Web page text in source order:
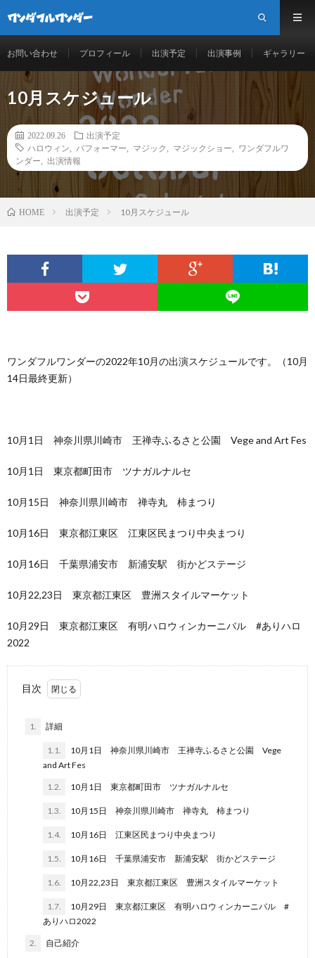
お問い合わせ プロフィール 出演予定 出演事例 ギャラリー
10月スケジュール
2022.09.26
出演予定
ハロウィン
パフォーマー マジック マジックショー
ワンダフルワ
ンダー
出演情報
HOME 出演予定 10月スケジュール
ワンダフルワンダーの2022年10月の出演スケジュールです。（10月
14日最終更新）
10月1日 神奈川県川崎市 王禅寺ふるさと公園 Vege and Art Fes
10月1日 東京都町田市 ツナガルナルセ
10月15日 神奈川県川崎市 禅寺丸 柿まつり
10月16日 東京都江東区 江東区民まつり中央まつり
10月16日 千葉県浦安市 新浦安駅 街かどステージ
10月22,23日 東京都江東区 豊洲スタイルマーケット
10月29日 東京都江東区 有明ハロウィンカーニバル #ありハロ
2022
目次
1. 詳細
1.1.
10月1日 神奈川県川崎市 王禅寺ふるさと公園 Vege
and Art Fes
1.2. 10月1日 東京都町田市 ツナガルナルセ
1.3. 10月15日 神奈川県川崎市 禅寺丸 柿まつり
1.4. 10月16日 江東区民まつり中央まつり
1.5. 10月16日 千葉県浦安市 新浦安駅 街かどステージ
1.6. 10月22,23日 東京都江東区 豊洲スタイルマーケット
1.7.
10月29日 東京都江東区 有明ハロウィンカーニバル #
ありハロ2022
2. 自己紹介